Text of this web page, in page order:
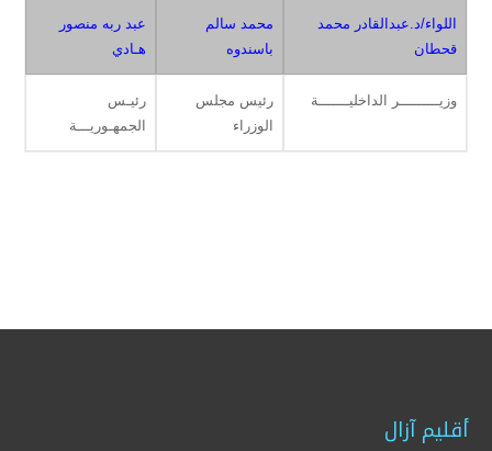
اللواء/د.عبدالقادر محمد
قحطان
محمد سالم
باسندوه
عبد ربه منصور
هـادي
وزيـــــــــر الداخليـــــــة
رئيس مجلس
الوزراء
رئيـس
الجمهـوريـــة
أقليم آزال